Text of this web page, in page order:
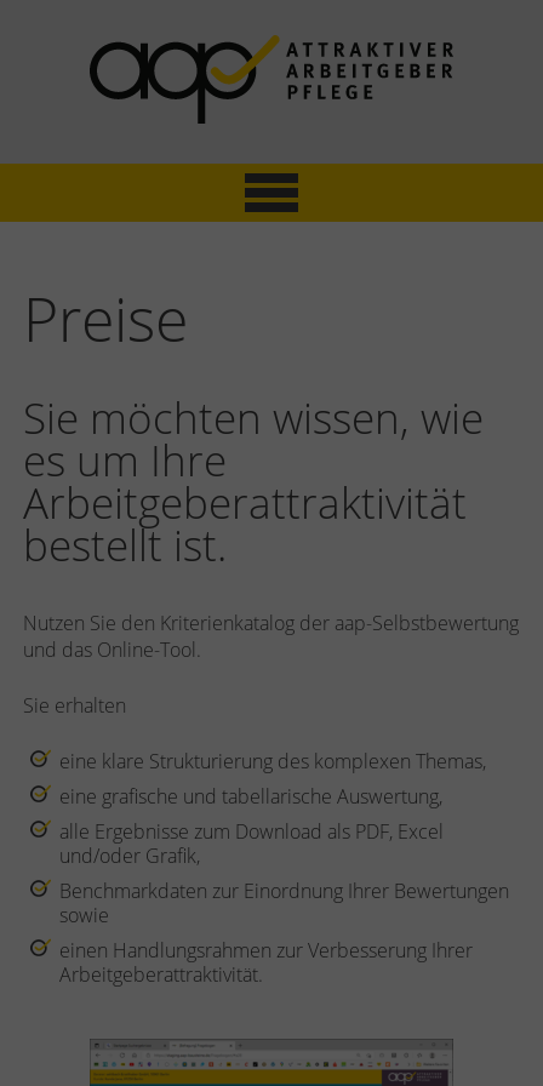
ATTRAKTIVER ARBEITGEBER PFLEGE
Mitarbeiterbefragung & Zertifizierung
Preise
Sie möchten wissen, wie
es um Ihre
Arbeitgeberattraktivität
bestellt ist.
Nutzen Sie den Kriterienkatalog der aap-Selbstbewertung
und das Online-Tool.
Sie erhalten
eine klare Strukturierung des komplexen Themas,
eine grafische und tabellarische Auswertung,
alle Ergebnisse zum Download als PDF, Excel
und/oder Grafik,
Benchmarkdaten zur Einordnung Ihrer Bewertungen
sowie
einen Handlungsrahmen zur Verbesserung Ihrer
Arbeitgeberattraktivität.